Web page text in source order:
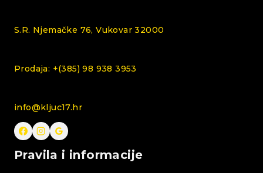
S.R. Njemačke 76, Vukovar 32000
Prodaja: +(385) 98 938 3953
info@kljuc17.hr
Pravila i informacije